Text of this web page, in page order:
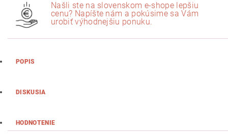
Našli ste na slovenskom e-shope lepšiu
cenu? Napíšte nám a pokúsime sa Vám
urobiť výhodnejšiu ponuku.
POPIS
DISKUSIA
HODNOTENIE